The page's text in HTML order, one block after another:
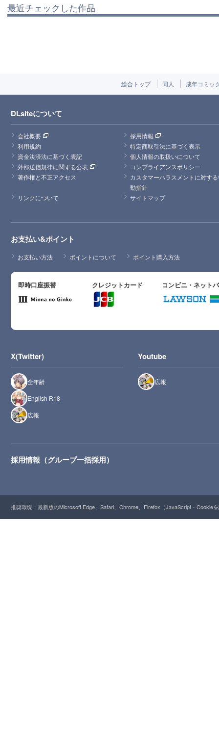
最近チェックした作品
総合トップ 同人 成年コミッ
DLsiteについて
会社概要
採用情報
利用規約
特定商取引法に基づく表示
資金決済法に基づく表記
個人情報の取扱いについて
外部送信規律に関する公表
コンプライアンスポリシー
著作権と不正アクセス
カスタマーハラスメントに対す
動指針
リンクについて
サイトマップ
お支払い&ポイント
お支払い方法 ポイントについて ポイント購入方法
即時口座振替 クレジットカード コンビニ・ネット
X(Twitter)
全年齢
English R18
広報
Youtube
広報
採用情報（グループ一括採用）
推奨環境：最新版のMicrosoft Edge、Safari、Chrome、Firefox（JavaScript・Cookie